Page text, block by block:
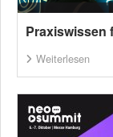
Praxiswissen
Weiterlesen